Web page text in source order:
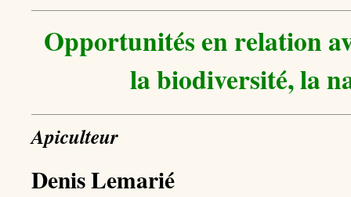
Opportunités en relation
la biodiversité, la
Apiculteur
Denis Lemarié